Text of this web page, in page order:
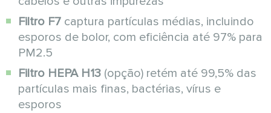
Filtro F7 captura partículas médias, incluindo
esporos de bolor, com eficiência até 97% para
PM2.5
Filtro HEPA H13 (opção) retém até 99,5% das
partículas mais finas, bactérias, vírus e
esporos